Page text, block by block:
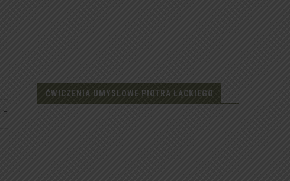
ĆWICZENIA UMYSŁOWE PIOTRA ŁĄCKIEGO